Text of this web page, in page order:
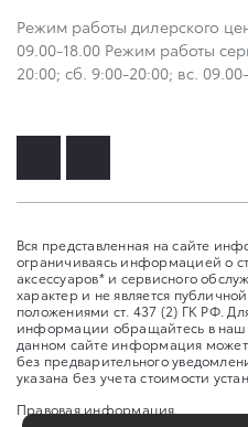
Режим работы дилерского
09.00-18.00 Режим работы
20:00; сб. 9:00-20:00; вс.
Вся представленная на сайте
ограничиваясь информацией о
аксессуаров* и сервисного
характер и не является
положениями ст. 437 (2) ГК РФ.
информации обращайтесь в
данном сайте информация
без предварительного
указана без учета стоимости
Правовая информация